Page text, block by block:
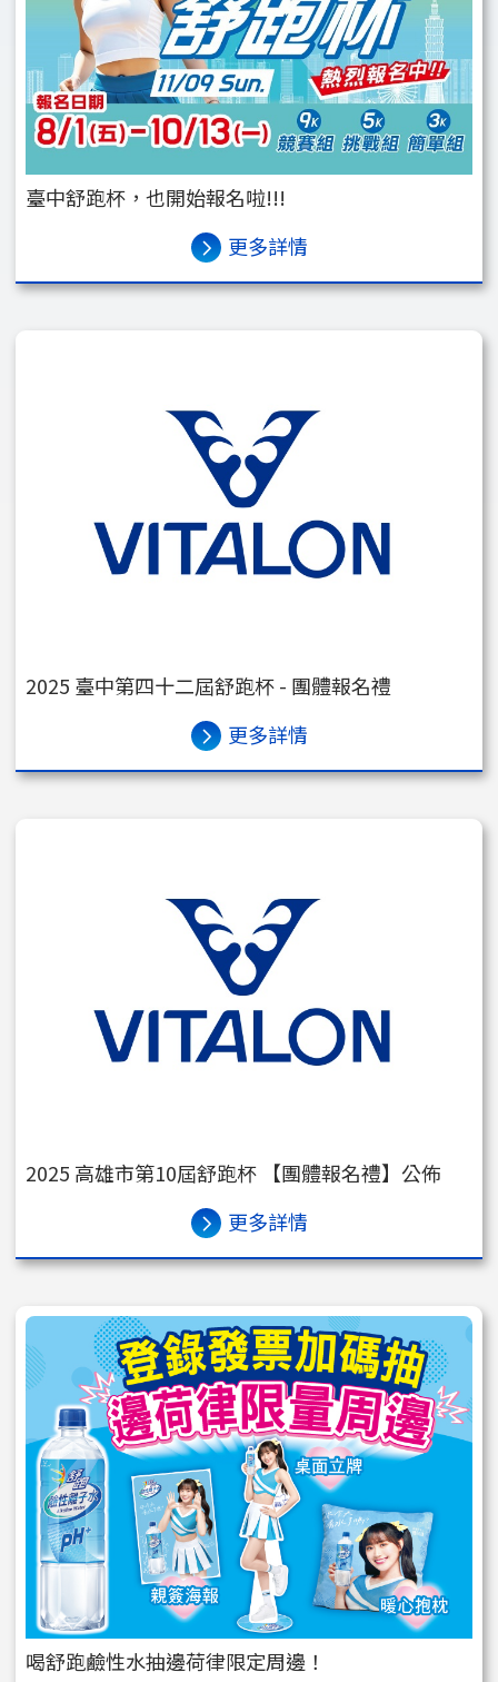
臺中舒跑杯，也開始報名啦!!!
更多詳情
2025 臺中第四十二屆舒跑杯 - 團體報名禮
更多詳情
2025 高雄市第10屆舒跑杯 【團體報名禮】公佈
更多詳情
喝舒跑鹼性水抽邊荷律限定周邊！